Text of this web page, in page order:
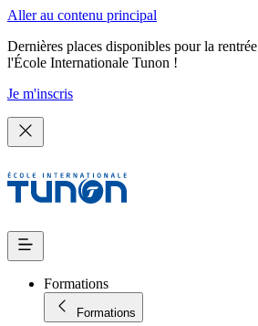
Aller au contenu principal
Dernières places disponibles pour la
l'École Internationale Tunon !
Je m'inscris
Formations
Formations